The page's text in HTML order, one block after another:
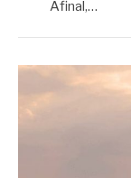
Afinal,…